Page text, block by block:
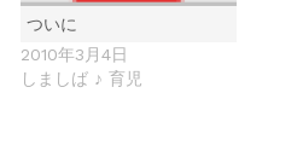
ついに
2010年3月4日
しましば ♪ 育児